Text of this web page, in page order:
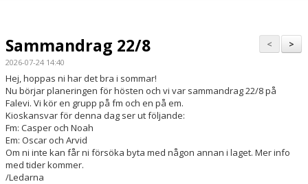
BILDGALLERI
DOKUMENT
KONTAKT
>
<
Sammandrag 22/8
2026-07-24 14:40
Hej, hoppas ni har det bra i sommar!
Nu börjar planeringen för hösten och vi var sammandrag 22/8 på
Falevi. Vi kör en grupp på fm och en på em.
Kioskansvar för denna dag ser ut följande:
Fm: Casper och Noah
Em: Oscar och Arvid
Om ni inte kan får ni försöka byta med någon annan i laget. Mer info
med tider kommer.
/Ledarna